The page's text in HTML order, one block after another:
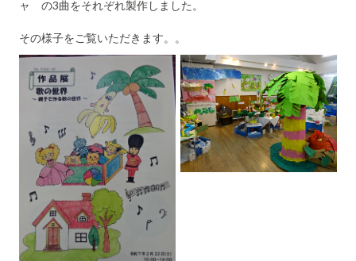
ャ の3曲をそれぞれ製作しました。
その様子をご覧いただきます。。